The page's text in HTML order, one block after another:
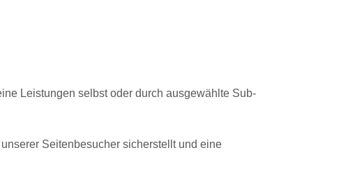
Leistungen selbst oder durch ausgewählte Sub-
Seitenbesucher sicherstellt und eine